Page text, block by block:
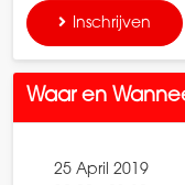
Inschrijven
Waar en
25 April 2019